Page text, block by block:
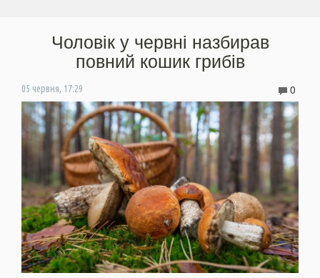
Чоловік у червні назбирав
повний кошик грибів
05 червня, 17:29 0